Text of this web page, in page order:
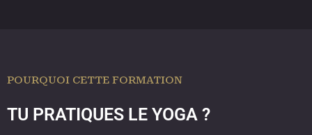
POURQUOI CETTE FORMATION
TU PRATIQUES LE YOGA ?